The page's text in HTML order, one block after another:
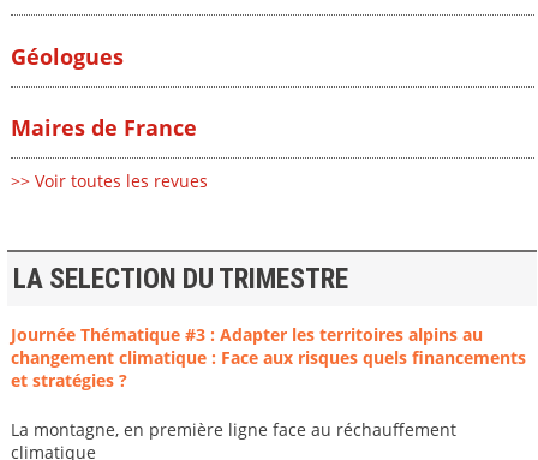
Géologues
Maires de France
>> Voir toutes les revues
LA SELECTION DU TRIMESTRE
Journée Thématique #3 : Adapter les territoires alpins au
changement climatique : Face aux risques quels financements
et stratégies ?
La montagne, en première ligne face au réchauffement
climatique